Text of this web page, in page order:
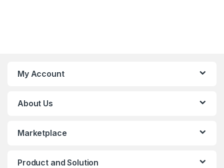
My Account
About Us
Marketplace
Product and Solution